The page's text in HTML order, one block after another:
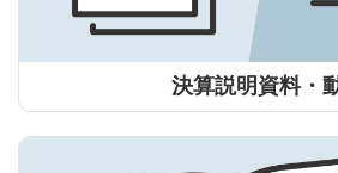
決算説明資料・